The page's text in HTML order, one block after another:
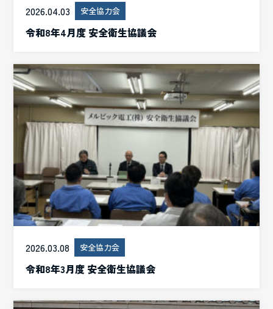
2026.04.03 安全協力会
令和8年4月度 安全衛生協議会
2026.03.08 安全協力会
令和8年3月度 安全衛生協議会